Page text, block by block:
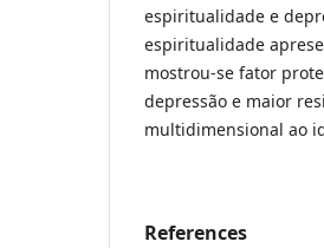
espiritualidade e
espiritualidade
mostrou-se fator
depressão e maior
multidimensional ao
References